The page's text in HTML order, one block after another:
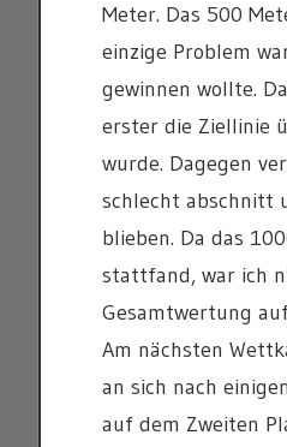
Meter. Das 500
einzige Problem
gewinnen wollte.
erster die Ziellinie
wurde. Dagegen
schlecht abschnitt
blieben. Da das
stattfand, war ich
Gesamtwertung
Am nächsten
an sich nach
auf dem Zweiten